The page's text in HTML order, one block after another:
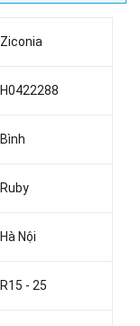
Ziconia
H0422288
Bình
Ruby
Hà Nội
R15 - 25